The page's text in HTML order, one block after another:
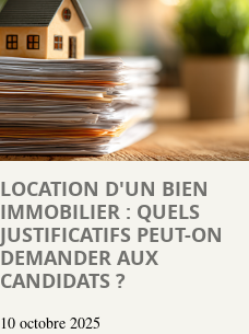
LOCATION D'UN BIEN
IMMOBILIER : QUELS
JUSTIFICATIFS PEUT-ON
DEMANDER AUX
CANDIDATS ?
10 octobre 2025